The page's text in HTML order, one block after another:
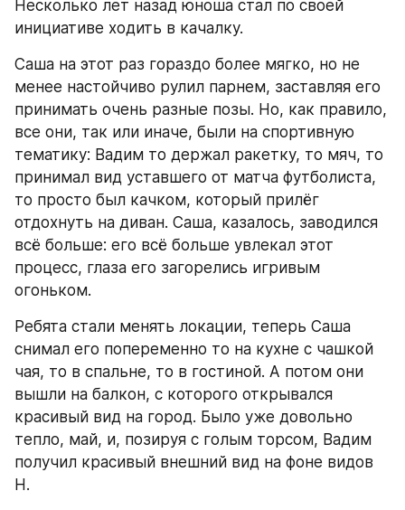
Несколько лет назад юноша стал по своей
инициативе ходить в качалку.
Саша на этот раз гораздо более мягко, но не
менее настойчиво рулил парнем, заставляя его
принимать очень разные позы. Но, как правило,
все они, так или иначе, были на спортивную
тематику: Вадим то держал ракетку, то мяч, то
принимал вид уставшего от матча футболиста,
то просто был качком, который прилёг
отдохнуть на диван. Саша, казалось, заводился
всё больше: его всё больше увлекал этот
процесс, глаза его загорелись игривым
огоньком.
Ребята стали менять локации, теперь Саша
снимал его попеременно то на кухне с чашкой
чая, то в спальне, то в гостиной. А потом они
вышли на балкон, с которого открывался
красивый вид на город. Было уже довольно
тепло, май, и, позируя с голым торсом, Вадим
получил красивый внешний вид на фоне видов
Н.